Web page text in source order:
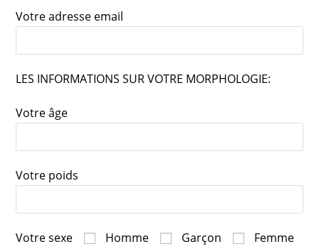
Votre adresse email
LES INFORMATIONS SUR VOTRE MORPHOLOGIE:
Votre âge
Votre poids
Votre sexe Homme Garçon
Femme